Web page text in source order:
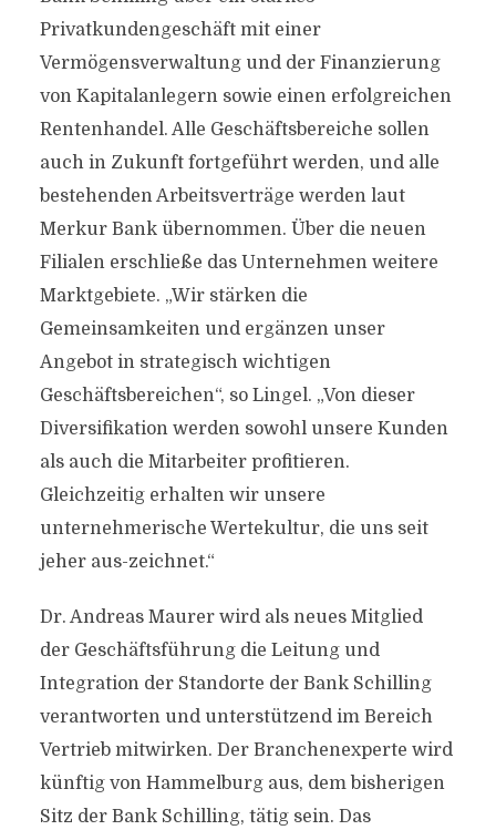
Privatkundengeschäft mit einer
Vermögensverwaltung und der Finanzierung
von Kapitalanlegern sowie einen erfolgreichen
Rentenhandel. Alle Geschäftsbereiche sollen
auch in Zukunft fortgeführt werden, und alle
bestehenden Arbeitsverträge werden laut
Merkur Bank übernommen. Über die neuen
Filialen erschließe das Unternehmen weitere
Marktgebiete. „Wir stärken die
Gemeinsamkeiten und ergänzen unser
Angebot in strategisch wichtigen
Geschäftsbereichen“, so Lingel. „Von dieser
Diversifikation werden sowohl unsere Kunden
als auch die Mitarbeiter profitieren.
Gleichzeitig erhalten wir unsere
unternehmerische Wertekultur, die uns seit
jeher aus-zeichnet.“
Dr. Andreas Maurer wird als neues Mitglied
der Geschäftsführung die Leitung und
Integration der Standorte der Bank Schilling
verantworten und unterstützend im Bereich
Vertrieb mitwirken. Der Branchenexperte wird
künftig von Hammelburg aus, dem bisherigen
Sitz der Bank Schilling, tätig sein. Das